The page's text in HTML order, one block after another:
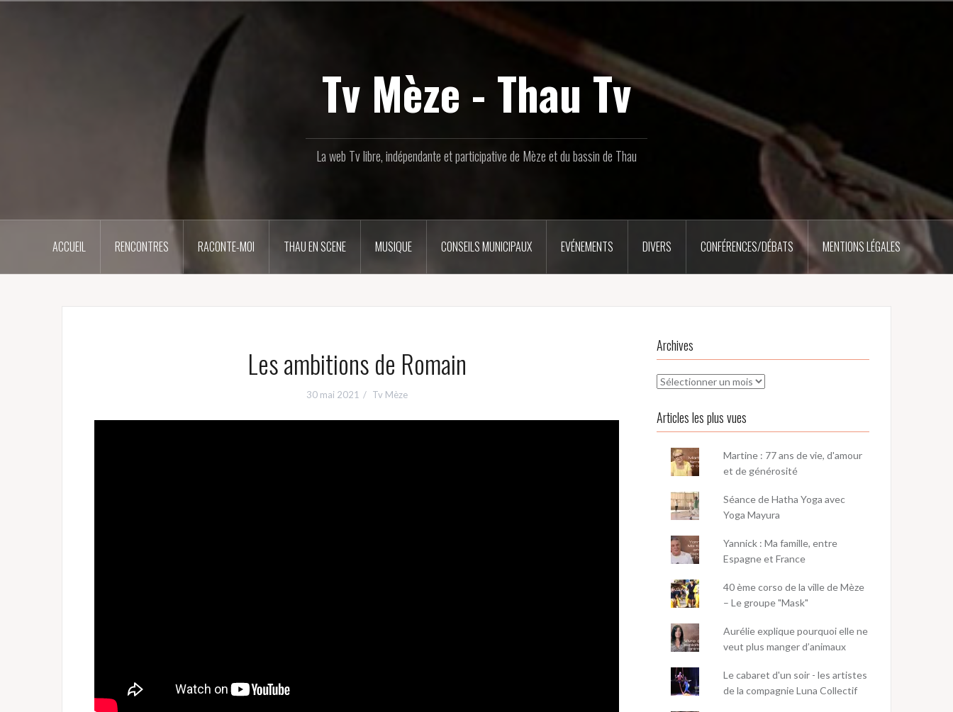
Tv Mèze - Thau Tv
La web Tv libre, indépendante et participative de Mèze et du bassin de Thau
ACCUEIL RENCONTRES RACONTE-MOI THAU EN SCENE MUSIQUE CONSEILS MUNICIPAUX EVÉNEMENTS DIVERS CONFÉRENCES/DÉBATS MENTIONS LÉGALES
Les ambitions de Romain
30 mai 2021 Tv Mèze
Archives
Archives
Articles les plus vues
Martine : 77 ans de vie, d'amour
et de générosité
Séance de Hatha Yoga avec
Yoga Mayura
Yannick : Ma famille, entre
Espagne et France
40 ème corso de la ville de Mèze
– Le groupe "Mask"
Aurélie explique pourquoi elle ne
veut plus manger d’animaux
Le cabaret d'un soir - les artistes
de la compagnie Luna Collectif